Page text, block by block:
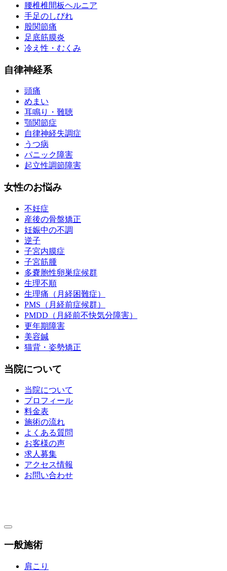
腰椎椎間板ヘルニア
手足のしびれ
股関節痛
足底筋膜炎
冷え性・むくみ
自律神経系
頭痛
めまい
耳鳴り・難聴
顎関節症
自律神経失調症
うつ病
パニック障害
起立性調節障害
女性のお悩み
不妊症
産後の骨盤矯正
妊娠中の不調
逆子
子宮内膜症
子宮筋腫
多嚢胞性卵巣症候群
生理不順
生理痛（月経困難症）
PMS（月経前症候群）
PMDD（月経前不快気分障害）
更年期障害
美容鍼
猫背・姿勢矯正
当院について
当院について
プロフィール
料金表
施術の流れ
よくある質問
お客様の声
求人募集
アクセス情報
お問い合わせ
一般施術
肩こり